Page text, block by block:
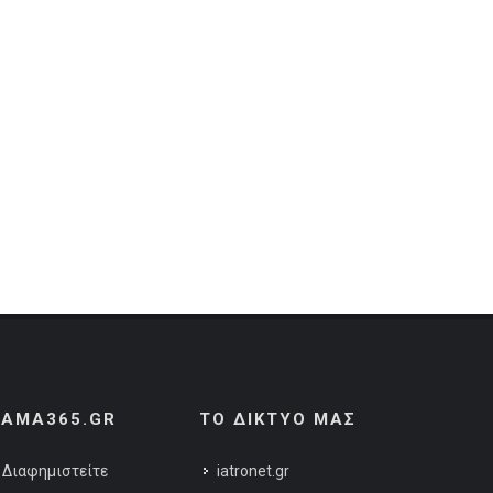
Διαφημιστείτε
ΤΟ ΔΙΚΤΥΟ ΜΑΣ
iatronet.gr